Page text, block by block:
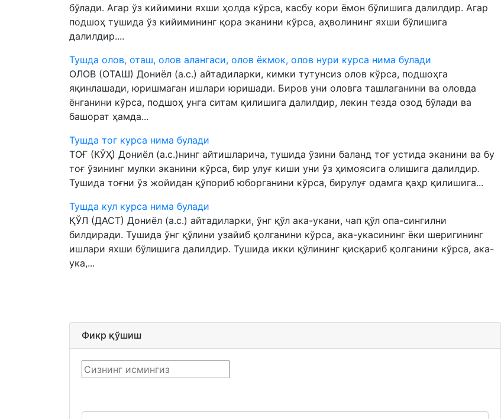
бўлади. Агар ўз кийимини яхши ҳолда кўрса, касбу кори ёмон бўлишига далилдир. Агар
подшоҳ тушида ўз кийимининг қора эканини кўрса, аҳволининг яхши бўлишига
далилдир....
Тушда олов, оташ, олов алангаси, олов ёкмок, олов нури курса нима булади
ОЛОВ (ОТАШ) Дониёл (а.с.) айтадиларки, кимки тутунсиз олов кўрса, подшоҳга
яқинлашади, юришмаган ишлари юришади. Биров уни оловга ташлаганини ва оловда
ёнганини кўрса, подшоҳ унга ситам қилишига далилдир, лекин тезда озод бўлади ва
башорат ҳамда...
Тушда тог курса нима булади
ТОҒ (КЎҲ) Дониёл (а.с.)нинг айтишларича, тушида ўзини баланд тоғ устида эканини ва бу
тоғ ўзининг мулки эканини кўрса, бир улуғ киши уни ўз ҳимоясига олишига далилдир.
Тушида тоғни ўз жойидан қўпориб юборганини кўрса, бирулуғ одамга қаҳр қилишига...
Тушда кул курса нима булади
ҚЎЛ (ДАСТ) Дониёл (а.с.) айтадиларки, ўнг қўл ака-укани, чап қўл опа-сингилни
билдиради. Тушида ўнг қўлини узайиб қолганини кўрса, ака-укасининг ёки шеригининг
ишлари яхши бўлишига далилдир. Тушида икки қўлининг қисқариб қолганини кўрса, ака-
ука,...
Фикр қўшиш